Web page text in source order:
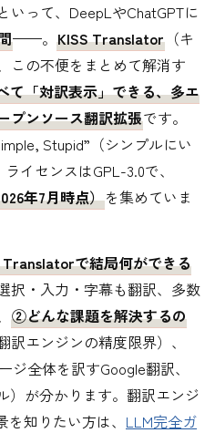
いって、DeepLやChatGPTに
——。 KISS Translator （キ
この不便をまとめて解消す
て「対訳表示」できる、多エ
プンソース翻訳拡張です。
Stupid”（シンプルにい
イセンスはGPL-3.0で、
年7月時点）を集めていま
で結局何ができる
択・入力・字幕も翻訳、多数
②どんな課題を解決するの
訳エンジンの精度限界）、
ージ全体を訳すGoogle翻訳、
）が分かります。翻訳エンジ
知りたい方は、 LLM完全ガ